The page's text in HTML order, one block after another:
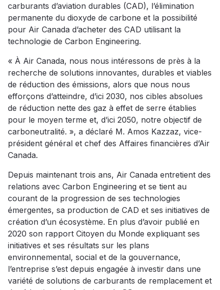
carburants d’aviation durables (CAD), l’élimination
permanente du dioxyde de carbone et la possibilité
pour Air Canada d’acheter des CAD utilisant la
technologie de Carbon Engineering.
« À Air Canada, nous nous intéressons de près à la
recherche de solutions innovantes, durables et viables
de réduction des émissions, alors que nous nous
efforçons d’atteindre, d’ici 2030, nos cibles absolues
de réduction nette des gaz à effet de serre établies
pour le moyen terme et, d’ici 2050, notre objectif de
carboneutralité. », a déclaré M. Amos Kazzaz, vice-
président général et chef des Affaires financières d’Air
Canada.
Depuis maintenant trois ans, Air Canada entretient des
relations avec Carbon Engineering et se tient au
courant de la progression de ses technologies
émergentes, sa production de CAD et ses initiatives de
création d’un écosystème. En plus d’avoir publié en
2020 son rapport Citoyen du Monde expliquant ses
initiatives et ses résultats sur les plans
environnemental, social et de la gouvernance,
l’entreprise s’est depuis engagée à investir dans une
variété de solutions de carburants de remplacement et